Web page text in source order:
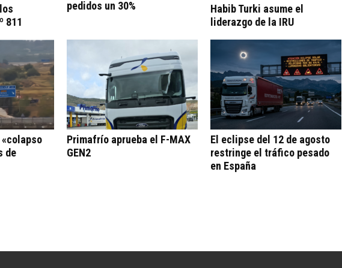
811
pedidos un 30%
Habib Turki asume el
liderazgo de la IRU
«colapso
de
Primafrío aprueba el F-MAX
GEN2
El eclipse del 12 de agosto
restringe el tráfico pesado
en España